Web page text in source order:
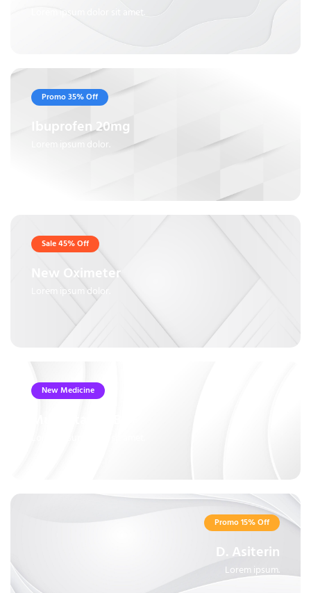
Lorem ipsum dolor sit amet.
Promo 35% Off
Ibuprofen 20mg
Lorem ipsum dolor.
Sale 45% Off
New Oximeter
Lorem ipsum dolor.
New Medicine
Promo 15% Off
D. Asiterin
Lorem ipsum.